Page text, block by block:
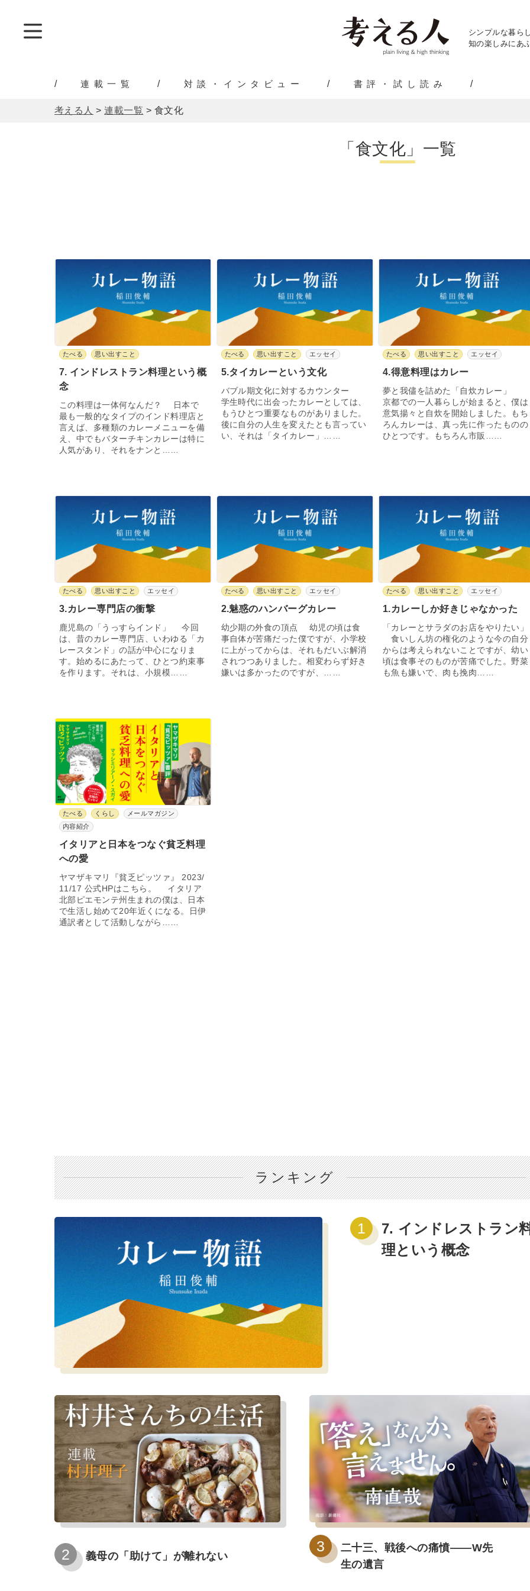
シンプルな暮ら
知の楽しみにあ
連載一覧 対談・インタビュー 書評・試し読み
考える人 >連載一覧 > 食文化
「食文化」一覧
たべる 思い出すこと
7. インドレストラン料理という概
念
この料理は一体何なんだ？ 日本で
最も一般的なタイプのインド料理店と
言えば、多種類のカレーメニューを備
え、中でもバターチキンカレーは特に
人気があり、それをナンと……
たべる 思い出すこと エッセイ
5.タイカレーという文化
バブル期文化に対するカウンター
学生時代に出会ったカレーとしては、
もうひとつ重要なものがありました。
後に自分の人生を変えたとも言ってい
い、それは「タイカレー」……
たべる 思い出すこと エッセイ
4.得意料理はカレー
夢と我儘を詰めた「自炊カレー」
京都での一人暮らしが始まると、僕は
意気揚々と自炊を開始しました。もち
ろんカレーは、真っ先に作ったものの
ひとつです。もちろん市販……
たべる 思い出すこと エッセイ
3.カレー専門店の衝撃
鹿児島の「うっすらインド」 今回
は、昔のカレー専門店、いわゆる「カ
レースタンド」の話が中心になりま
す。始めるにあたって、ひとつ約束事
を作ります。それは、小規模……
たべる 思い出すこと エッセイ
2.魅惑のハンバーグカレー
幼少期の外食の頂点 幼児の頃は食
事自体が苦痛だった僕ですが、小学校
に上がってからは、それもだいぶ解消
されつつありました。相変わらず好き
嫌いは多かったのですが、……
たべる 思い出すこと エッセイ
1.カレーしか好きじゃなかった
「カレーとサラダのお店をやりたい」
食いしん坊の権化のような今の自分
からは考えられないことですが、幼い
頃は食事そのものが苦痛でした。野菜
も魚も嫌いで、肉も挽肉……
たべる くらし
メールマガジン
内容紹介
イタリアと日本をつなぐ貧乏料理
への愛
ヤマザキマリ『貧乏ピッツァ』 2023/
11/17 公式HPはこちら。 イタリア
北部ピエモンテ州生まれの僕は、日本
で生活し始めて20年近くになる。日伊
通訳者として活動しながら……
ランキング
7. インドレストラン
理という概念
義母の「助けて」が離れない
二十三、戦後への痛憤――W先
生の遺言